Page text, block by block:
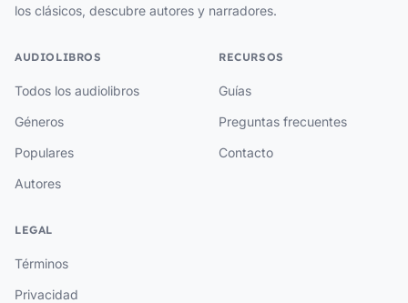
los clásicos, descubre autores y narradores.
AUDIOLIBROS
Todos los audiolibros
Géneros
Populares
Autores
RECURSOS
Guías
Preguntas frecuentes
Contacto
LEGAL
Términos
Privacidad